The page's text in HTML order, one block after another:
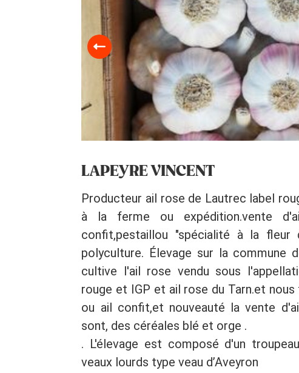
LAPEYRE VINCENT
Producteur ail rose de Lautrec label
à la ferme ou expédition.vente
confit,pestaillou "spécialité à la fleur
polyculture. Élevage sur la commune
cultive l'ail rose vendu sous
rouge et IGP et ail rose du Tarn.et
ou ail confit,et nouveauté la vente
sont, des céréales blé et orge .
. L'élevage est composé d'un
veaux lourds type veau d’Aveyron